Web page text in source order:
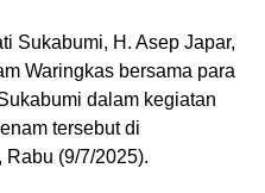
Sukabumi, H. Asep Japar,
Waringkas bersama para
dalam kegiatan
tersebut di
(9/7/2025).